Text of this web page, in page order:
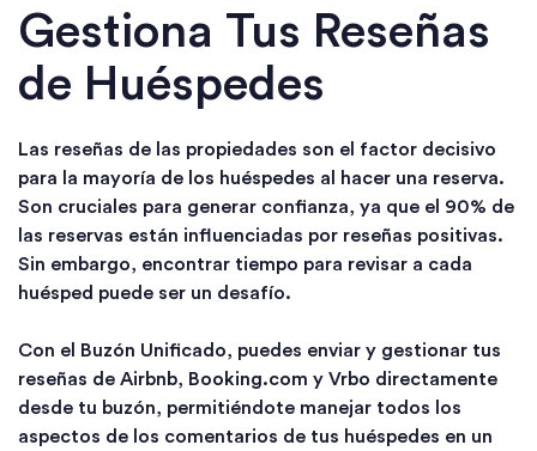
Gestiona Tus Reseñas
de Huéspedes
Las reseñas de las propiedades son el factor decisivo
para la mayoría de los huéspedes al hacer una reserva.
Son cruciales para generar confianza, ya que el 90% de
las reservas están influenciadas por reseñas positivas.
Sin embargo, encontrar tiempo para revisar a cada
huésped puede ser un desafío.
Con el Buzón Unificado, puedes enviar y gestionar tus
reseñas de Airbnb, Booking.com y Vrbo directamente
desde tu buzón, permitiéndote manejar todos los
aspectos de los comentarios de tus huéspedes en un